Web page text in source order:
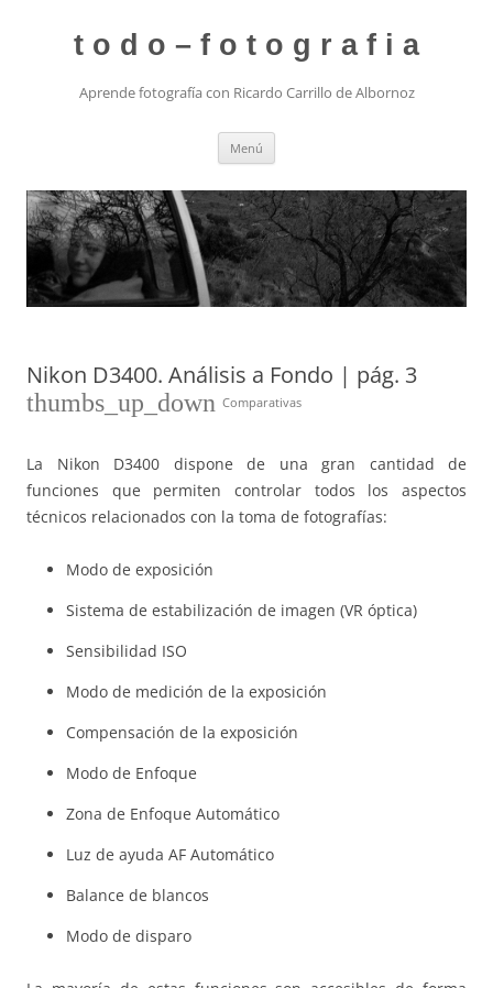
t o d o – f o t o g r a f i a
Aprende fotografía con Ricardo Carrillo de Albornoz
Menú
Nikon D3400. Análisis a Fondo | pág. 3
thumbs_up_down Comparativas
La Nikon D3400 dispone de una gran cantidad de
funciones que permiten controlar todos los aspectos
técnicos relacionados con la toma de fotografías:
Modo de exposición
Sistema de estabilización de imagen (VR óptica)
Sensibilidad ISO
Modo de medición de la exposición
Compensación de la exposición
Modo de Enfoque
Zona de Enfoque Automático
Luz de ayuda AF Automático
Balance de blancos
Modo de disparo